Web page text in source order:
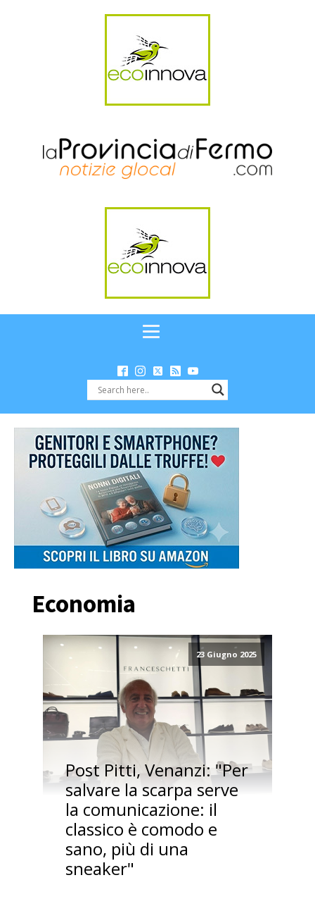
Economia
23 Giugno 2025
Post Pitti, Venanzi: "Per
salvare la scarpa serve
la comunicazione: il
classico è comodo e
sano, più di una
sneaker"